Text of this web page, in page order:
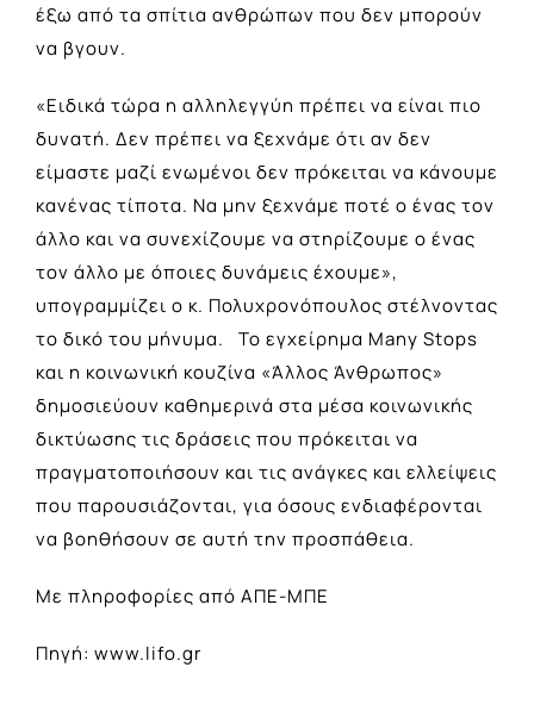
έξω από τα σπίτια ανθρώπων που δεν μπορούν
να βγουν.
«Ειδικά τώρα η αλληλεγγύη πρέπει να είναι πιο
δυνατή. Δεν πρέπει να ξεχνάμε ότι αν δεν
είμαστε μαζί ενωμένοι δεν πρόκειται να κάνουμε
κανένας τίποτα. Να μην ξεχνάμε ποτέ ο ένας τον
άλλο και να συνεχίζουμε να στηρίζουμε ο ένας
τον άλλο με όποιες δυνάμεις έχουμε»,
υπογραμμίζει ο κ. Πολυχρονόπουλος στέλνοντας
το δικό του μήνυμα. Το εγχείρημα Μany Stops
και η κοινωνική κουζίνα «Άλλος Άνθρωπος»
δημοσιεύουν καθημερινά στα μέσα κοινωνικής
δικτύωσης τις δράσεις που πρόκειται να
πραγματοποιήσουν και τις ανάγκες και ελλείψεις
που παρουσιάζονται, για όσους ενδιαφέρονται
να βοηθήσουν σε αυτή την προσπάθεια.
Με πληροφορίες από ΑΠΕ-ΜΠΕ
Πηγή: www.lifo.gr